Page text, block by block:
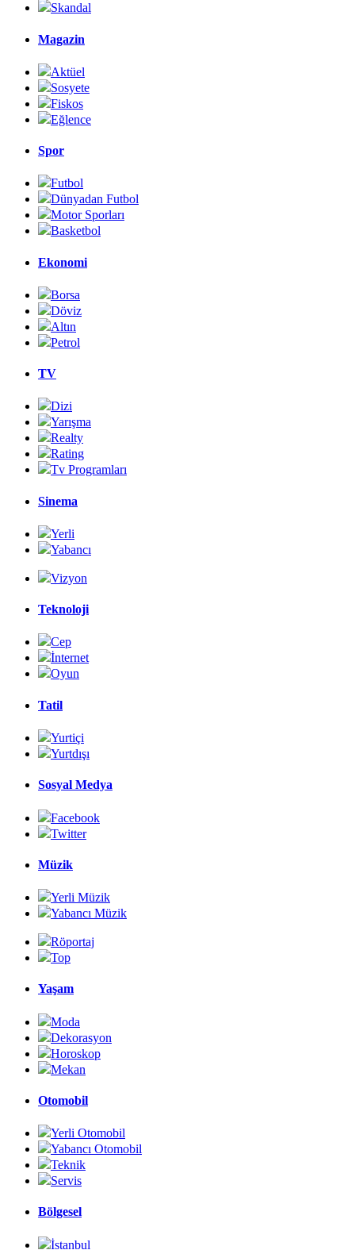
Skandal
Magazin
Aktüel
Sosyete
Fiskos
Eğlence
Spor
Futbol
Dünyadan Futbol
Motor Sporları
Basketbol
Ekonomi
Borsa
Döviz
Altın
Petrol
TV
Dizi
Yarışma
Realty
Rating
Tv Programları
Sinema
Yerli
Yabancı
Vizyon
Teknoloji
Cep
İnternet
Oyun
Tatil
Yurtiçi
Yurtdışı
Sosyal Medya
Facebook
Twitter
Müzik
Yerli Müzik
Yabancı Müzik
Röportaj
Top
Yaşam
Moda
Dekorasyon
Horoskop
Mekan
Otomobil
Yerli Otomobil
Yabancı Otomobil
Teknik
Servis
Bölgesel
İstanbul